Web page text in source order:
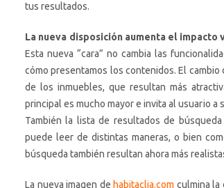
tus resultados.
La nueva disposición aumenta el
Esta nueva “cara” no cambia las
cómo presentamos los contenidos. El
de los inmuebles, que resultan más
principal es mucho mayor e invita al usuario
También la lista de resultados de
puede leer de distintas maneras, o bien
búsqueda también resultan ahora más
La nueva imagen de habitaclia.com culmina la